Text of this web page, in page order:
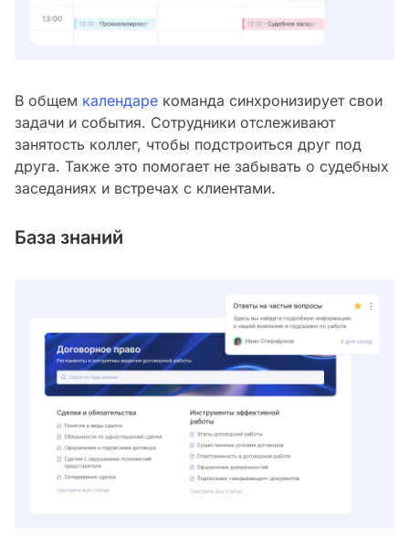
В общем календаре команда синхронизирует свои
задачи и события. Сотрудники отслеживают
занятость коллег, чтобы подстроиться друг под
друга. Также это помогает не забывать о судебных
заседаниях и встречах с клиентами.
База знаний